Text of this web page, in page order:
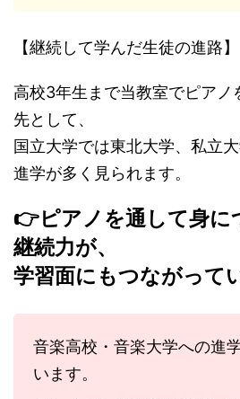
【継続して学んだ生徒の進路】
高校3年生まで当教室でピアノ
先として、
国立大学では東北大学、私立
進学が多く見られます。
👉ピアノを通して身に
継続力が、
学習面にもつながって
音楽高校・音楽大学への進
います。